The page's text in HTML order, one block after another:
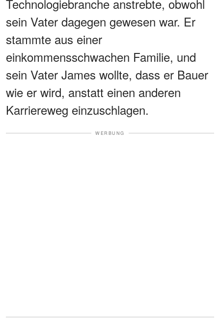
Technologiebranche anstrebte, obwohl
sein Vater dagegen gewesen war. Er
stammte aus einer
einkommensschwachen Familie, und
sein Vater James wollte, dass er Bauer
wie er wird, anstatt einen anderen
Karriereweg einzuschlagen.
WERBUNG